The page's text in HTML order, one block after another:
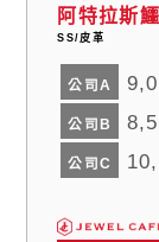
阿特拉斯
SS/皮革
公司A
公司B
公司C